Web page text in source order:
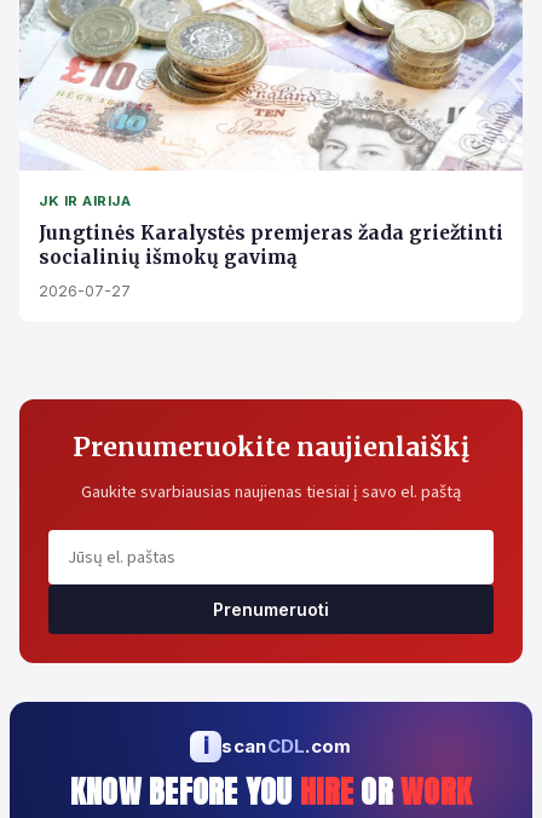
JK IR AIRIJA
Jungtinės Karalystės premjeras žada griežtinti
socialinių išmokų gavimą
2026-07-27
Prenumeruokite naujienlaiškį
Gaukite svarbiausias naujienas tiesiai į savo el. paštą
Prenumeruoti
i scanCDL.com
KNOW BEFORE YOU HIREORWORK